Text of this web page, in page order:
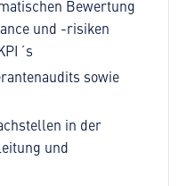
Bewertung
und -risiken
sowie
in der
und